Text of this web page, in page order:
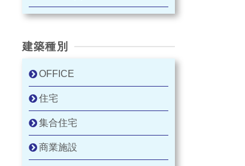
建築種別
OFFICE
住宅
集合住宅
商業施設